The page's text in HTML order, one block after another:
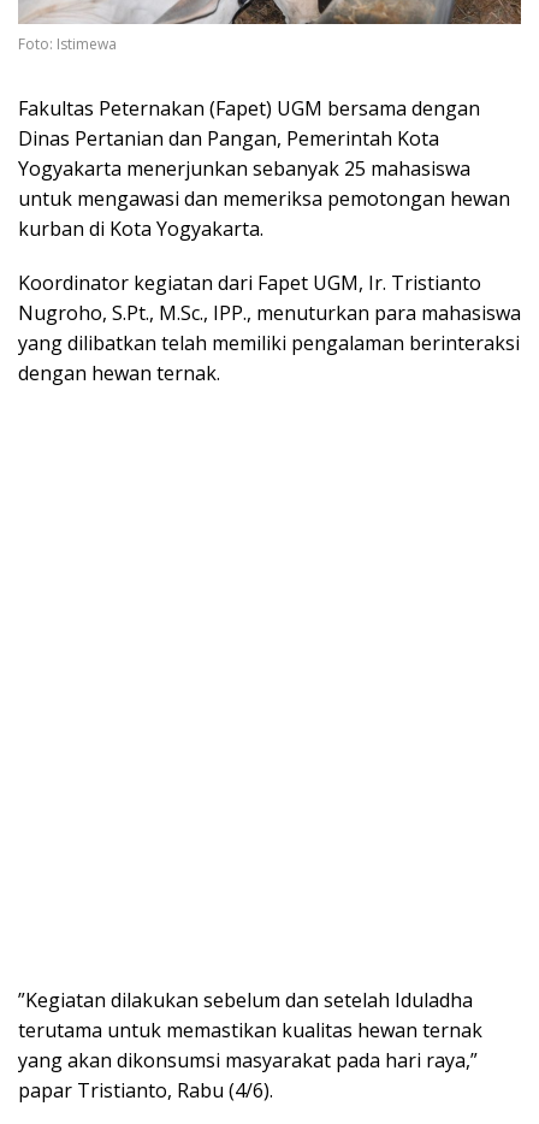
Foto: Istimewa
Fakultas Peternakan (Fapet) UGM bersama dengan
Dinas Pertanian dan Pangan, Pemerintah Kota
Yogyakarta menerjunkan sebanyak 25 mahasiswa
untuk mengawasi dan memeriksa pemotongan hewan
kurban di Kota Yogyakarta.
Koordinator kegiatan dari Fapet UGM, Ir. Tristianto
Nugroho, S.Pt., M.Sc., IPP., menuturkan para mahasiswa
yang dilibatkan telah memiliki pengalaman berinteraksi
dengan hewan ternak.
”Kegiatan dilakukan sebelum dan setelah Iduladha
terutama untuk memastikan kualitas hewan ternak
yang akan dikonsumsi masyarakat pada hari raya,”
papar Tristianto, Rabu (4/6).